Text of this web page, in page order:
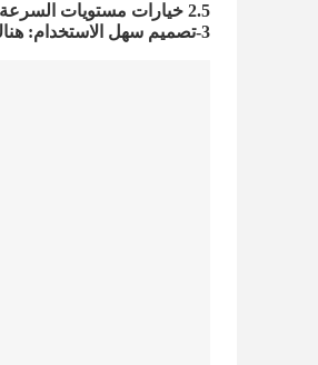
2.5 خيارات مستويات السرعة: هناك 5 مستويات للسرعة ، يمكنك اختيار المستوى الذي تحتاجه
3-تصميم سهل الاستخدام: هناك حلقة يمكنك ضبط الإبرة بها.